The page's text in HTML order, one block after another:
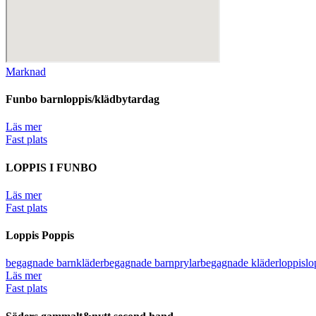
Marknad
Funbo barnloppis/klädbytardag
Läs mer
Fast plats
LOPPIS I FUNBO
Läs mer
Fast plats
Loppis Poppis
begagnade barnkläderbegagnade barnprylarbegagnade kläderloppis
Läs mer
Fast plats